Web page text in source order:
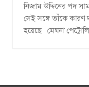
নিজাম উদ্দিনের পদ
সেই সঙ্গে তাঁকে
হয়েছে। মেঘনা